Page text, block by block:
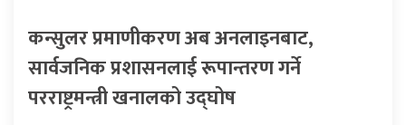
कन्सुलर प्रमाणीकरण अब अनलाइनबाट,
सार्वजनिक प्रशासनलाई रूपान्तरण गर्ने
परराष्ट्रमन्त्री खनालको उद्घोष